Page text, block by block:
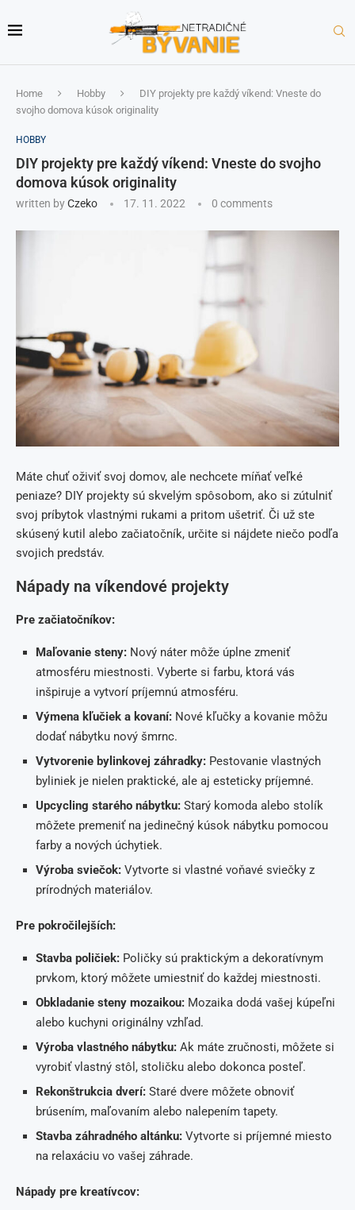
Home Hobby
DIY projekty pre každý víkend: Vneste do
svojho domova kúsok originality
HOBBY
DIY projekty pre každý víkend: Vneste do svojho
domova kúsok originality
written byCzeko 17. 11. 2022 0 comments
Máte chuť oživiť svoj domov, ale nechcete míňať veľké
peniaze? DIY projekty sú skvelým spôsobom, ako si zútulniť
svoj príbytok vlastnými rukami a pritom ušetriť. Či už ste
skúsený kutil alebo začiatočník, určite si nájdete niečo podľa
svojich predstáv.
Nápady na víkendové projekty
Pre začiatočníkov:
Maľovanie steny: Nový náter môže úplne zmeniť
atmosféru miestnosti. Vyberte si farbu, ktorá vás
inšpiruje a vytvorí príjemnú atmosféru.
Výmena kľučiek a kovaní: Nové kľučky a kovanie môžu
dodať nábytku nový šmrnc.
Vytvorenie bylinkovej záhradky: Pestovanie vlastných
byliniek je nielen praktické, ale aj esteticky príjemné.
Upcycling starého nábytku: Starý komoda alebo stolík
môžete premeniť na jedinečný kúsok nábytku pomocou
farby a nových úchytiek.
Výroba sviečok: Vytvorte si vlastné voňavé sviečky z
prírodných materiálov.
Pre pokročilejších:
Stavba poličiek: Poličky sú praktickým a dekoratívnym
prvkom, ktorý môžete umiestniť do každej miestnosti.
Obkladanie steny mozaikou: Mozaika dodá vašej kúpeľni
alebo kuchyni originálny vzhľad.
Výroba vlastného nábytku: Ak máte zručnosti, môžete si
vyrobiť vlastný stôl, stoličku alebo dokonca posteľ.
Rekonštrukcia dverí: Staré dvere môžete obnoviť
brúsením, maľovaním alebo nalepením tapety.
Stavba záhradného altánku: Vytvorte si príjemné miesto
na relaxáciu vo vašej záhrade.
Nápady pre kreatívcov: